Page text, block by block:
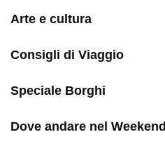
Arte e cultura
Consigli di Viaggio
Speciale Borghi
Dove andare nel Weekend